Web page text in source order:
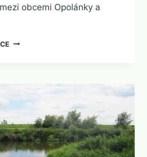
obcemi Opolánky a
BADRY